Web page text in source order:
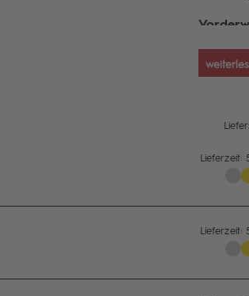
beide
Lieferzeit:
Lieferzeit: